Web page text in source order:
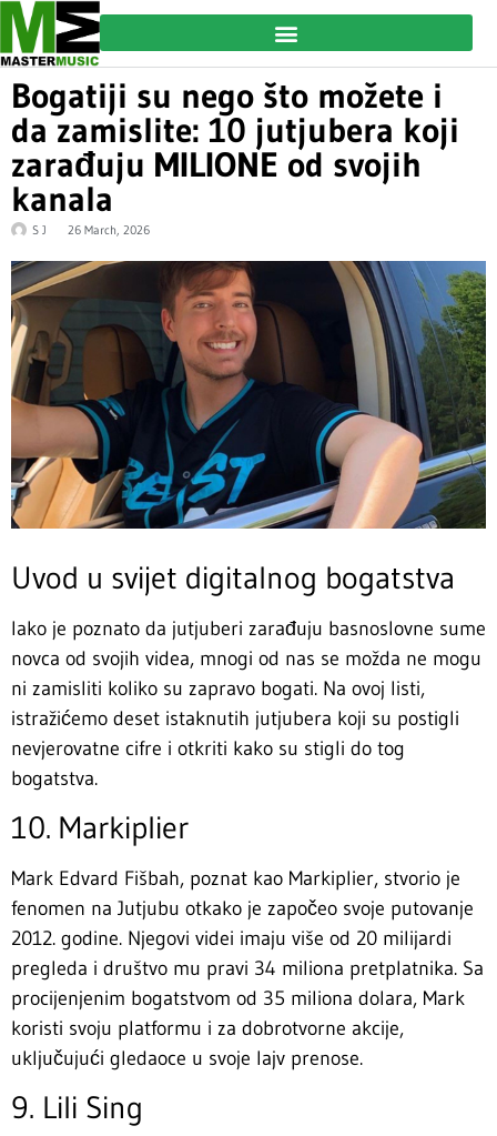
Bogatiji su nego što možete i
da zamislite: 10 jutjubera koji
zarađuju MILIONE od svojih
kanala
S J 26 March, 2026
Uvod u svijet digitalnog bogatstva
Iako je poznato da jutjuberi zarađuju basnoslovne sume
novca od svojih videa, mnogi od nas se možda ne mogu
ni zamisliti koliko su zapravo bogati. Na ovoj listi,
istražićemo deset istaknutih jutjubera koji su postigli
nevjerovatne cifre i otkriti kako su stigli do tog
bogatstva.
10. Markiplier
Mark Edvard Fišbah, poznat kao Markiplier, stvorio je
fenomen na Jutjubu otkako je započeo svoje putovanje
2012. godine. Njegovi videi imaju više od 20 milijardi
pregleda i društvo mu pravi 34 miliona pretplatnika. Sa
procijenjenim bogatstvom od 35 miliona dolara, Mark
koristi svoju platformu i za dobrotvorne akcije,
uključujući gledaoce u svoje lajv prenose.
9. Lili Sing